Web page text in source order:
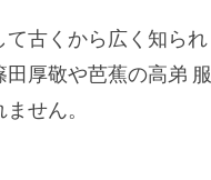
古くから広く知られ
厚敬や芭蕉の高弟 服
せん。